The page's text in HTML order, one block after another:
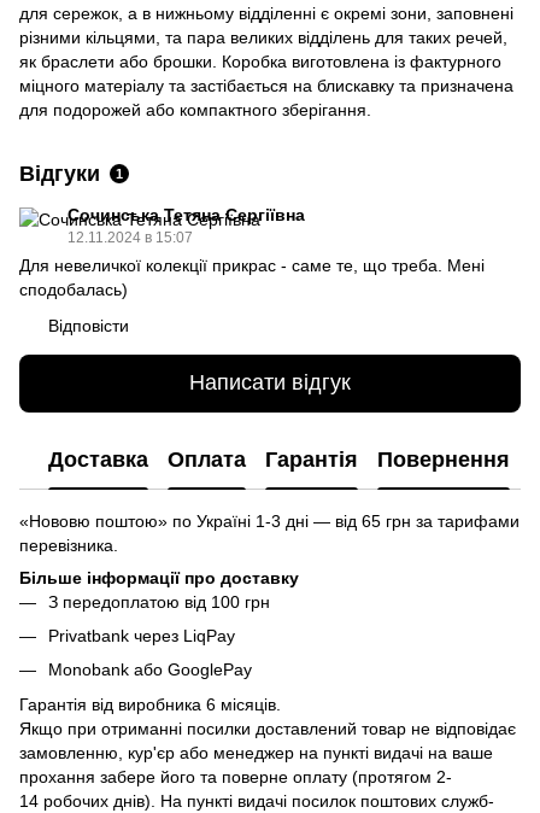
для сережок, а в нижньому відділенні є окремі зони, заповнені
різними кільцями, та пара великих відділень для таких речей,
як браслети або брошки. Коробка виготовлена ​​із фактурного
міцного матеріалу та застібається на блискавку та призначена
для подорожей або компактного зберігання.
Відгуки 1
Сочинська Тетяна Сергіївна
12.11.2024 в 15:07
Для невеличкої колекції прикрас - саме те, що треба. Мені
сподобалась)
Відповісти
Написати відгук
Доставка Оплата Гарантія Повернення
«Нововю поштою» по Україні 1-3 дні — від 65 грн за тарифами
перевізника.
Більше інформації про доставку
З передоплатою від 100 грн
Privatbank через LiqPay
Monobank або GooglePay
Гарантія від виробника 6 місяців.
Якщо при отриманні посилки доставлений товар не відповідає
замовленню, кур'єр або менеджер на пункті видачі на ваше
прохання забере його та поверне оплату (протягом 2-
14 робочих днів). На пункті видачі посилок поштових служб-